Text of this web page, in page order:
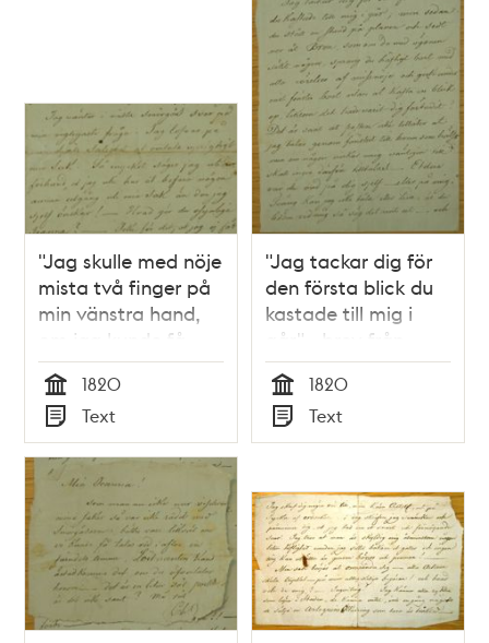
"Jag skulle med nöje
mista två finger på
min vänstra hand,
om jag kunde få
tala vid dig allena" -
brev från fängslade
Löfqvist till Johanna
Tid
1820
Typ
Text
"Jag tackar dig för
den första blick du
kastade till mig i
går" - brev från
fängslade Löfqvist
till Johanna 1820
Tid
1820
Typ
Text